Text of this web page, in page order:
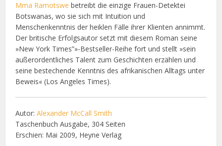
Mma Ramotswe betreibt die einzige Frauen-Detektei
Botswanas, wo sie sich mit Intuition und
Menschenkenntnis der heiklen Fälle ihrer Klienten annimmt.
Der britische Erfolgsautor setzt mit diesem Roman seine
»New York Times”»-Bestseller-Reihe fort und stellt »sein
außerordentliches Talent zum Geschichten erzählen und
seine bestechende Kenntnis des afrikanischen Alltags unter
Beweis« (Los Angeles Times).
Autor:Alexander McCall Smith
Taschenbuch Ausgabe, 304 Seiten
Erschien: Mai 2009, Heyne Verlag